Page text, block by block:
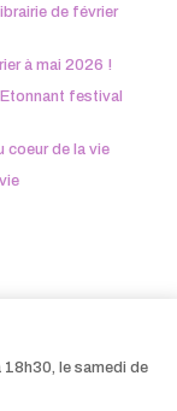
de février
à mai 2026 !
Etonnant festival
coeur de la vie
le samedi de